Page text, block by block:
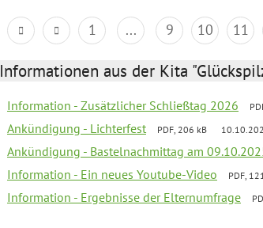
1 ... 9 10 11
Informationen aus der Kita
Information - Zusätzlicher Schließtag 2026
Ankündigung - Lichterfest PDF, 206 kB
Ankündigung - Bastelnachmittag am
Information - Ein neues Youtube-Video PDF,
Information - Ergebnisse der Elternumfrage